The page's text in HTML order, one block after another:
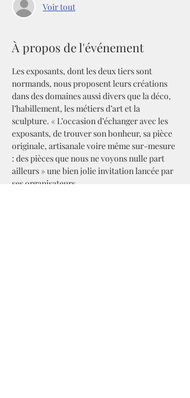
Voir tout
À propos de l'événement
Les exposants, dont les deux tiers sont
normands, nous proposent leurs créations
dans des domaines aussi divers que la déco,
l’habillement, les métiers d’art et la
sculpture. « L’occasion d’échanger avec les
exposants, de trouver son bonheur, sa pièce
originale, artisanale voire même sur-mesure
: des pièces que nous ne voyons nulle part
ailleurs » une bien jolie invitation lancée par
ses organisateurs.